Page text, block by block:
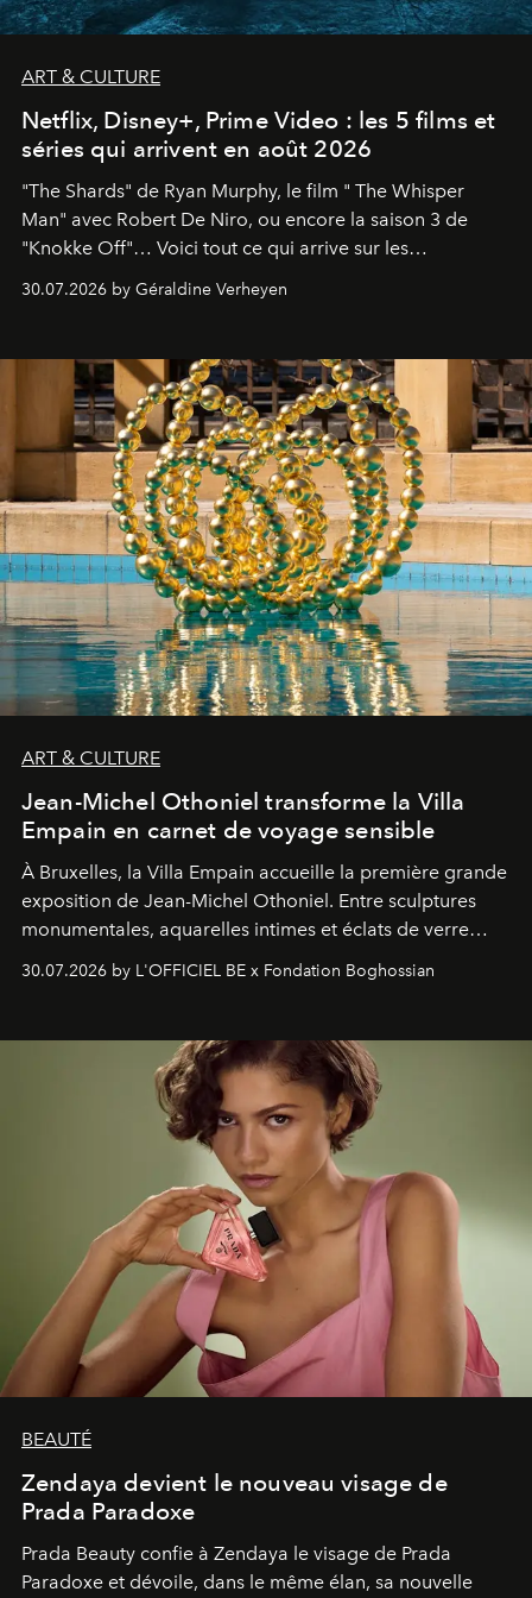
ART & CULTURE
Netflix, Disney+, Prime Video : les 5 films et
séries qui arrivent en août 2026
"The Shards" de Ryan Murphy, le film " The Whisper
Man" avec Robert De Niro, ou encore la saison 3 de
"Knokke Off"… Voici tout ce qui arrive sur les
30.07.2026 by Géraldine Verheyen
ART & CULTURE
Jean-Michel Othoniel transforme la Villa
Empain en carnet de voyage sensible
À Bruxelles, la Villa Empain accueille la première grande
exposition de Jean-Michel Othoniel. Entre sculptures
monumentales, aquarelles intimes et éclats de verre
émotionnel où chaque œuvre devient le souvenir
émerveillement.
30.07.2026 by L'OFFICIEL BE x Fondation Boghossian
BEAUTÉ
Zendaya devient le nouveau visage de
Prada Paradoxe
Prada Beauty confie à Zendaya le visage de Prada
Paradoxe et dévoile, dans le même élan, sa nouvelle